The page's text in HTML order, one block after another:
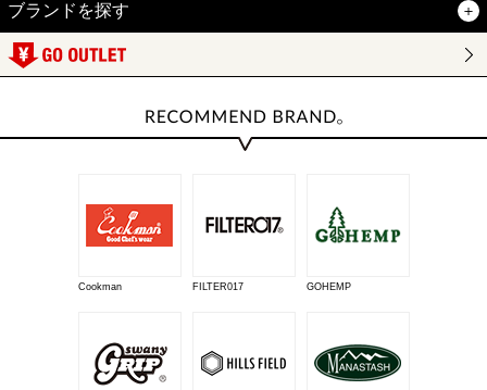
ブランドを探す
Cookman FILTER017 GOHEMP